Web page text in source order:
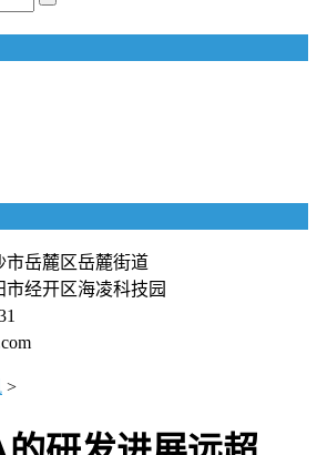
市岳麓区岳麓街道
经开区海凌科技园
>